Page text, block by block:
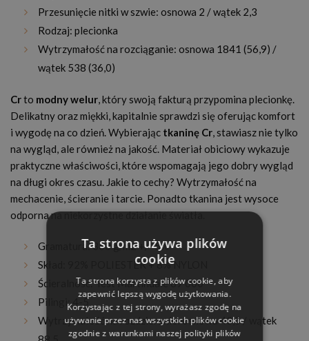
Przesunięcie nitki w szwie: osnowa 2 / wątek 2,3
Rodzaj: plecionka
Wytrzymałość na rozciąganie: osnowa 1841 (56,9) /
wątek 538 (36,0)
Crto modny welur, który swoją fakturą przypomina plecionkę.
Delikatny oraz miękki, kapitalnie sprawdzi się oferując komfort
i wygodę na co dzień. Wybierając tkaninę Cr, stawiasz nie tylko
na wygląd, ale również na jakość. Materiał obiciowy wykazuje
praktyczne właściwości, które wspomagają jego dobry wygląd
na długi okres czasu. Jakie to cechy? Wytrzymałość na
mechacenie, ścieranie i tarcie. Ponadto tkanina jest wysoce
odporna na niekorzystne działanie światła.
Gramatura: 360 g/m2 +/- 5%
Skład: 92% POLIESTER + 8% NYLON
Ścieralność: Test Martindale 89 000
Pilingi: 4-5
Wytrzymałość na rozdzieranie: osnowa 43,5 / wątek
Ta strona używa plików
cookie
Ta strona korzysta z plików cookie, aby
zapewnić lepszą wygodę użytkowania.
Korzystając z tej strony, wyrażasz zgodę na
używanie przez nas wszystkich plików cookie
zgodnie z warunkami naszej polityki plików